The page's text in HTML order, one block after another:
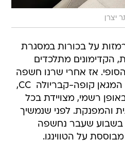
יצרן
על בכורות במסגרת
הקדימונים מתלכדים
אז אחרי שרנו חשפה
טפח מוחשך לעכוזה של המגאן קופה-קבריולה  CC,
רשמי, מצויידת בכל
והמפנקת. לפני שנמשיך
בשבוע שעבר נחשפה
על הטווינגו.